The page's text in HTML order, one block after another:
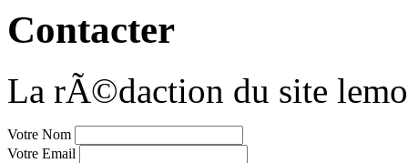
Contacter
La rÃ©daction du site
Votre Nom
Votre Email